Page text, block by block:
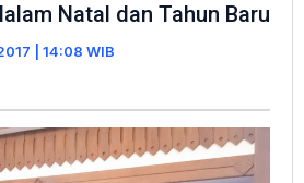
Terjunkan
7.000
PAM
Malam
Natal
Natal dan Tahun Baru
| 14:08 WIB